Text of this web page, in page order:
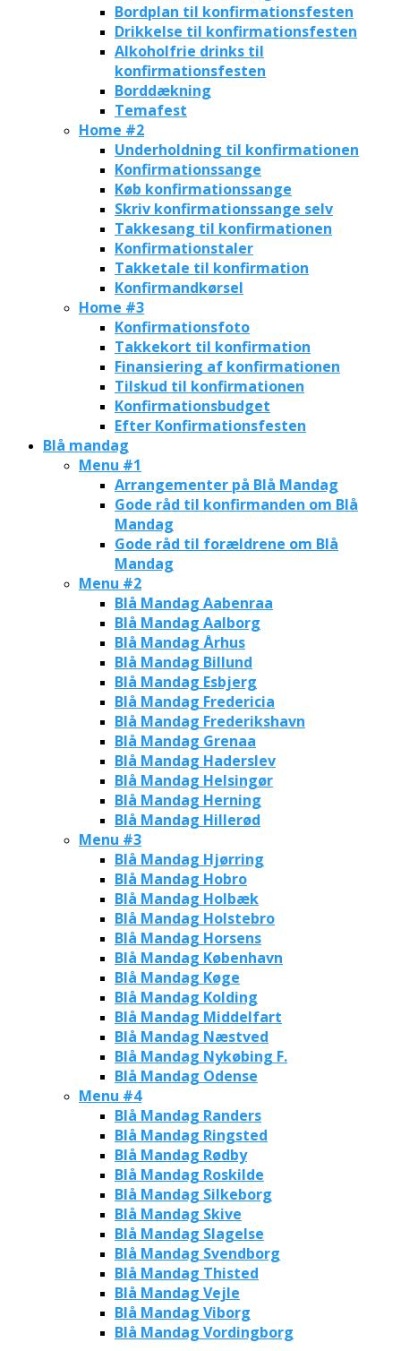
Bordplan til konfirmationsfesten
Drikkelse til konfirmationsfesten
Alkoholfrie drinks til
konfirmationsfesten
Borddækning
Temafest
Home #2
Underholdning til konfirmationen
Konfirmationssange
Køb konfirmationssange
Skriv konfirmationssange selv
Takkesang til konfirmationen
Konfirmationstaler
Takketale til konfirmation
Konfirmandkørsel
Home #3
Konfirmationsfoto
Takkekort til konfirmation
Finansiering af konfirmationen
Tilskud til konfirmationen
Konfirmationsbudget
Efter Konfirmationsfesten
Blå mandag
Menu #1
Arrangementer på Blå Mandag
Gode råd til konfirmanden om Blå
Mandag
Gode råd til forældrene om Blå
Mandag
Menu #2
Blå Mandag Aabenraa
Blå Mandag Aalborg
Blå Mandag Århus
Blå Mandag Billund
Blå Mandag Esbjerg
Blå Mandag Fredericia
Blå Mandag Frederikshavn
Blå Mandag Grenaa
Blå Mandag Haderslev
Blå Mandag Helsingør
Blå Mandag Herning
Blå Mandag Hillerød
Menu #3
Blå Mandag Hjørring
Blå Mandag Hobro
Blå Mandag Holbæk
Blå Mandag Holstebro
Blå Mandag Horsens
Blå Mandag København
Blå Mandag Køge
Blå Mandag Kolding
Blå Mandag Middelfart
Blå Mandag Næstved
Blå Mandag Nykøbing F.
Blå Mandag Odense
Menu #4
Blå Mandag Randers
Blå Mandag Ringsted
Blå Mandag Rødby
Blå Mandag Roskilde
Blå Mandag Silkeborg
Blå Mandag Skive
Blå Mandag Slagelse
Blå Mandag Svendborg
Blå Mandag Thisted
Blå Mandag Vejle
Blå Mandag Viborg
Blå Mandag Vordingborg